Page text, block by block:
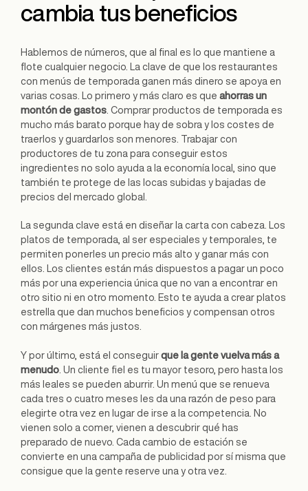
cambia tus beneficios
Hablemos de números, que al final es lo que mantiene a
flote cualquier negocio. La clave de que los restaurantes
con menús de temporada ganen más dinero se apoya en
varias cosas. Lo primero y más claro es que ahorras un
montón de gastos. Comprar productos de temporada es
mucho más barato porque hay de sobra y los costes de
traerlos y guardarlos son menores. Trabajar con
productores de tu zona para conseguir estos
ingredientes no solo ayuda a la economía local, sino que
también te protege de las locas subidas y bajadas de
precios del mercado global.
La segunda clave está en diseñar la carta con cabeza. Los
platos de temporada, al ser especiales y temporales, te
permiten ponerles un precio más alto y ganar más con
ellos. Los clientes están más dispuestos a pagar un poco
más por una experiencia única que no van a encontrar en
otro sitio ni en otro momento. Esto te ayuda a crear platos
estrella que dan muchos beneficios y compensan otros
con márgenes más justos.
Y por último, está el conseguir que la gente vuelva más a
menudo. Un cliente fiel es tu mayor tesoro, pero hasta los
más leales se pueden aburrir. Un menú que se renueva
cada tres o cuatro meses les da una razón de peso para
elegirte otra vez en lugar de irse a la competencia. No
vienen solo a comer, vienen a descubrir qué has
preparado de nuevo. Cada cambio de estación se
convierte en una campaña de publicidad por sí misma que
consigue que la gente reserve una y otra vez.